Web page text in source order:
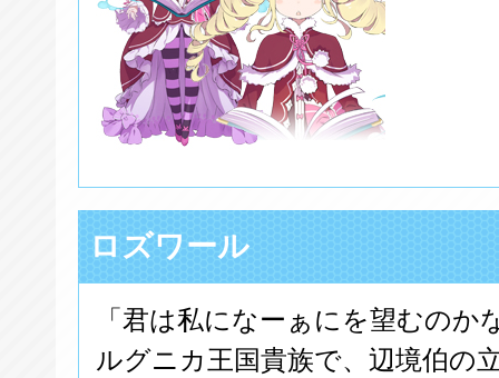
ロズワール
「君は私になーぁにを望むのか
ルグニカ王国貴族で、辺境伯の